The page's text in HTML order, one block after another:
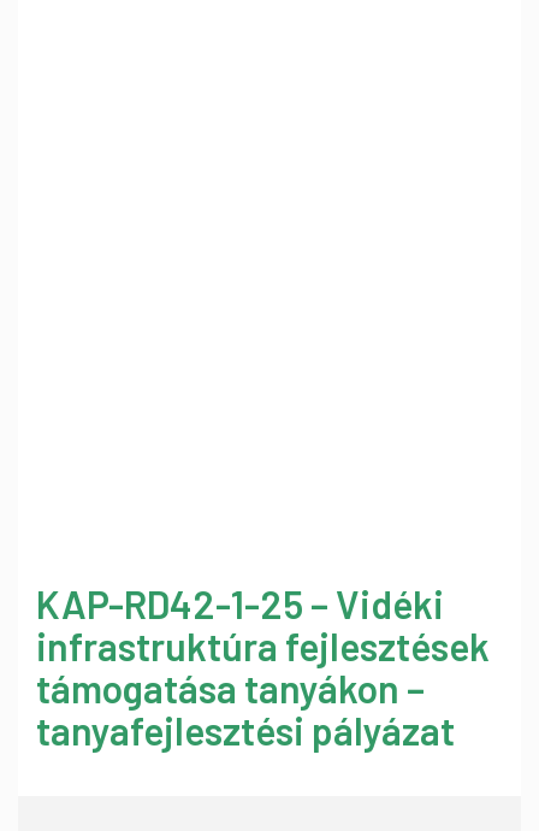
KAP-RD42-1-25 – Vidéki
infrastruktúra fejlesztések
támogatása tanyákon –
tanyafejlesztési pályázat